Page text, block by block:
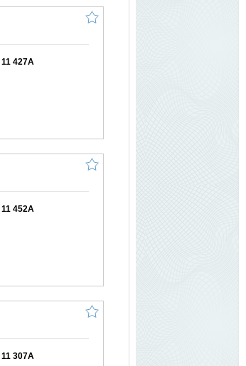
11 427A
11 452A
11 307A